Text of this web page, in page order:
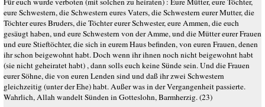
eure Schwestern, die Schwestern eures Vaters, die Schwestern eurer Mutter, die
Töchter eures Bruders, die Töchter eurer Schwester, eure Ammen, die euch
gesäugt haben, und eure Schwestern von der Amme, und die Mütter eurer Frauen
und eure Stieftöchter, die sich in eurem Haus befinden, von euren Frauen, denen
ihr schon beigewohnt habt. Doch wenn ihr ihnen noch nicht beigewohnt habt
(sie nicht geheiratet habt) , dann solls euch keine Sünde sein. Und die Frauen
eurer Söhne, die von euren Lenden sind und daß ihr zwei Schwestern
gleichzeitig (unter der Ehe) habt. Außer was in der Vergangenheit passierte.
Wahrlich, Allah wandelt Sünden in Gotteslohn, Barmherzig. (23)